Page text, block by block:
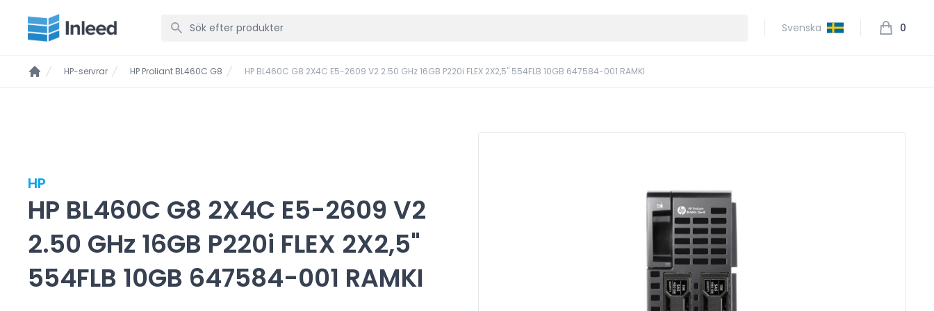
Svenska 0
HP-servrar HP Proliant BL460C G8 HP BL460C G8 2X4C E5-2609 V2 2.50 GHz 16GB P220i FLEX 2X2,5" 554FLB 10GB 647584-001 RAMKI
HP
HP BL460C G8 2X4C E5-2609 V2
2.50 GHz 16GB P220i FLEX 2X2,5"
554FLB 10GB 647584-001 RAMKI